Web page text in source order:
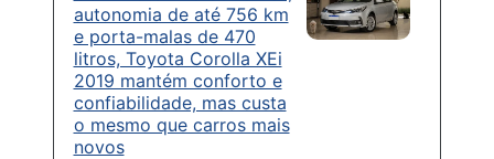
autonomia de até 756 km
e porta-malas de 470
litros, Toyota Corolla XEi
2019 mantém conforto e
confiabilidade, mas custa
o mesmo que carros mais
novos